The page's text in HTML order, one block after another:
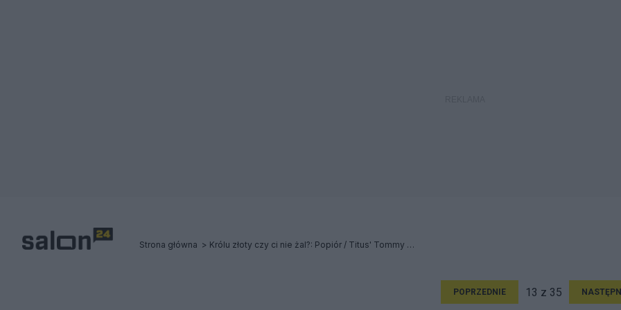
Strona główna Królu złoty czy ci nie żal?: Popiór / Titus' Tommy Gun / Post Profession - Relacja
POPRZEDNIE 13 z 35